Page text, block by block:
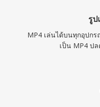
ในการบีบอัดของตัว
บรรจุ ช่วยให้เผยแพ
ใช้งานได้จริงผ่านเค
อุปกรณ์ที่มีพื้นที่จัดเก็บ
รูป
MP4 เล่นได้บนทุกอุปก
เป็น MP4 ป